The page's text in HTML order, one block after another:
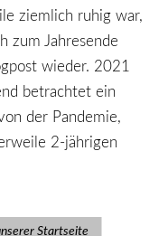
ziemlich ruhig war,
zum Jahresende
wieder. 2021
betrachtet ein
der Pandemie,
2-jährigen
Startseite